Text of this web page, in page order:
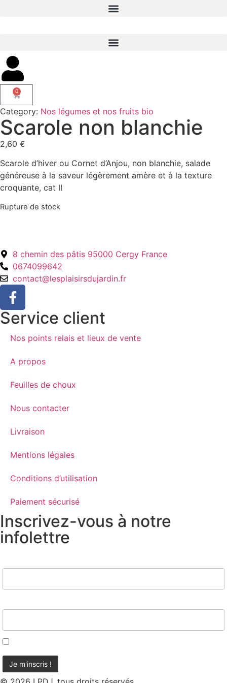
0
Category: Nos légumes et nos fruits bio
Scarole non blanchie
2,60 €
Scarole d’hiver ou Cornet d’Anjou, non blanchie, salade
généreuse à la saveur légèrement amère et à la texture
croquante, cat II
Rupture de stock
8 chemin des pâtis 95000 Cergy France
0674099642
contact@lesplaisirsdujardin.fr
Service client
Nos points relais et lieux de vente
A propos
Feuilles de choux
Nous contacter
Livraison
Mentions légales
Conditions d’utilisation
Paiement sécurisé
Inscrivez-vous à notre
infolettre